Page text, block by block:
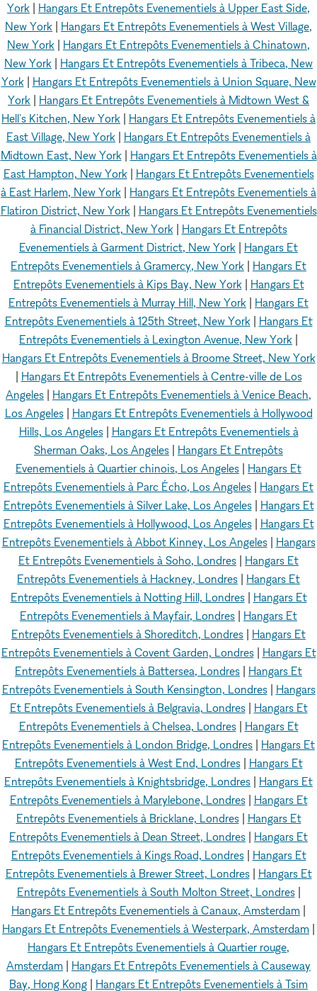
York
Hangars Et Entrepôts Evenementiels à Upper East Side,
New York
Hangars Et Entrepôts Evenementiels à West Village,
New York
Hangars Et Entrepôts Evenementiels à Chinatown,
New York
Hangars Et Entrepôts Evenementiels à Tribeca, New
York| Hangars Et Entrepôts Evenementiels à Union Square, New
York
Hangars Et Entrepôts Evenementiels à Midtown West &
Hell's Kitchen, New York
Hangars Et Entrepôts Evenementiels à
East Village, New York
Hangars Et Entrepôts Evenementiels à
Midtown East, New York| Hangars Et Entrepôts Evenementiels à
East Hampton, New York| Hangars Et Entrepôts Evenementiels
à East Harlem, New York
Hangars Et Entrepôts Evenementiels à
Flatiron District, New York| Hangars Et Entrepôts Evenementiels
à Financial District, New York| Hangars Et Entrepôts
Evenementiels à Garment District, New York
Hangars Et
Entrepôts Evenementiels à Gramercy, New York
Hangars Et
Entrepôts Evenementiels à Kips Bay, New York| Hangars Et
Entrepôts Evenementiels à Murray Hill, New York
Hangars Et
Entrepôts Evenementiels à 125th Street, New York| Hangars Et
Entrepôts Evenementiels à Lexington Avenue, New York
Hangars Et Entrepôts Evenementiels à Broome Street, New York
Hangars Et Entrepôts Evenementiels à Centre-ville de Los
Angeles
Hangars Et Entrepôts Evenementiels à Venice Beach,
Los Angeles| Hangars Et Entrepôts Evenementiels à Hollywood
Hills, Los Angeles| Hangars Et Entrepôts Evenementiels à
Sherman Oaks, Los Angeles
Hangars Et Entrepôts
Evenementiels à Quartier chinois, Los Angeles
Hangars Et
Entrepôts Evenementiels à Parc Écho, Los Angeles
Hangars Et
Entrepôts Evenementiels à Silver Lake, Los Angeles| Hangars Et
Entrepôts Evenementiels à Hollywood, Los Angeles| Hangars Et
Entrepôts Evenementiels à Abbot Kinney, Los Angeles| Hangars
Et Entrepôts Evenementiels à Soho, Londres
Hangars Et
Entrepôts Evenementiels à Hackney, Londres
Hangars Et
Entrepôts Evenementiels à Notting Hill, Londres| Hangars Et
Entrepôts Evenementiels à Mayfair, Londres
Hangars Et
Entrepôts Evenementiels à Shoreditch, Londres
Hangars Et
Entrepôts Evenementiels à Covent Garden, Londres| Hangars Et
Entrepôts Evenementiels à Battersea, Londres
Hangars Et
Entrepôts Evenementiels à South Kensington, Londres| Hangars
Et Entrepôts Evenementiels à Belgravia, Londres| Hangars Et
Entrepôts Evenementiels à Chelsea, Londres| Hangars Et
Entrepôts Evenementiels à London Bridge, Londres
Hangars Et
Entrepôts Evenementiels à West End, Londres| Hangars Et
Entrepôts Evenementiels à Knightsbridge, Londres
Hangars Et
Entrepôts Evenementiels à Marylebone, Londres| Hangars Et
Entrepôts Evenementiels à Bricklane, Londres| Hangars Et
Entrepôts Evenementiels à Dean Street, Londres
Hangars Et
Entrepôts Evenementiels à Kings Road, Londres| Hangars Et
Entrepôts Evenementiels à Brewer Street, Londres| Hangars Et
Entrepôts Evenementiels à South Molton Street, Londres|
Hangars Et Entrepôts Evenementiels à Canaux, Amsterdam
Hangars Et Entrepôts Evenementiels à Westerpark, Amsterdam
Hangars Et Entrepôts Evenementiels à Quartier rouge,
Amsterdam
Hangars Et Entrepôts Evenementiels à Causeway
Bay, Hong Kong
Hangars Et Entrepôts Evenementiels à Tsim